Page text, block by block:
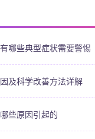
哪些典型症状需要警惕
及科学改善方法详解
些原因引起的